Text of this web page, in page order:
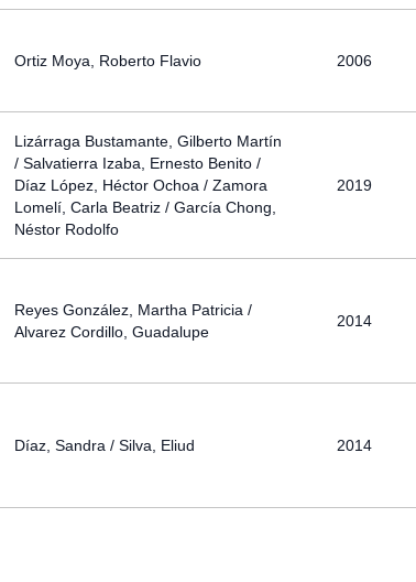
Ortiz Moya, Roberto Flavio 2006
Lizárraga Bustamante, Gilberto Martín
/ Salvatierra Izaba, Ernesto Benito /
Díaz López, Héctor Ochoa / Zamora
Lomelí, Carla Beatriz / García Chong,
Néstor Rodolfo
2019
Reyes González, Martha Patricia /
Alvarez Cordillo, Guadalupe
2014
Díaz, Sandra / Silva, Eliud 2014